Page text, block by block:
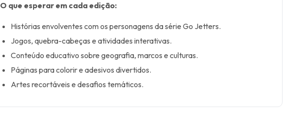
O que esperar em cada edição:
Histórias envolventes com os personagens da série Go Jetters.
Jogos, quebra-cabeças e atividades interativas.
Conteúdo educativo sobre geografia, marcos e culturas.
Páginas para colorir e adesivos divertidos.
Artes recortáveis e desafios temáticos.